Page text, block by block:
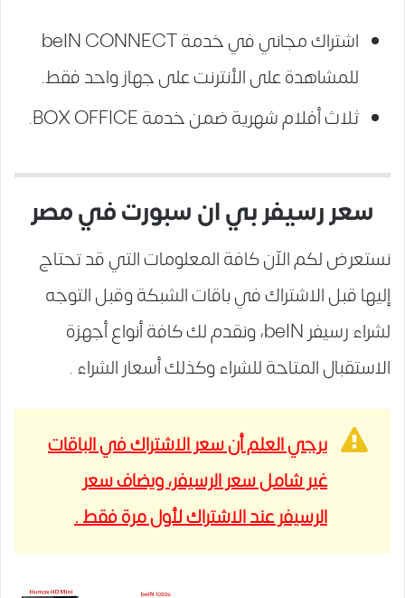
اشتراك مجاني في خدمة beIN CONNECT
للمشاهدة على الأنترنت على جهاز واحد فقط.
ثلاث أفلام شهرية ضمن خدمة BOX OFFICE.
سعر رسيفر بي ان سبورت في مصر
نستعرض لكم الآن كافة المعلومات التي قد تحتاج
إليها قبل الاشتراك في باقات الشبكة وقبل التوجه
لشراء رسيفر beIN، ونقدم لك كافة أنواع أجهزة
الاستقبال المتاحة للشراء وكذلك أسعار الشراء .
يرجي العلم أن سعر الاشتراك في الباقات
غير شامل سعر الرسيفر، ويضاف سعر
الرسيفر عند الاشتراك لأول مرة فقط .